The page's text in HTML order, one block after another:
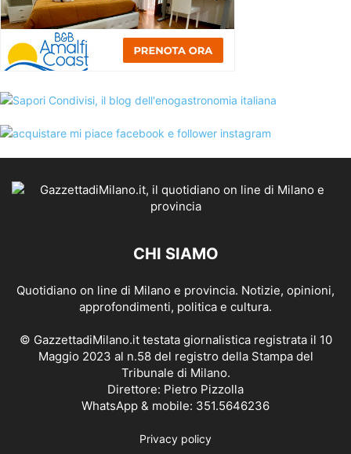
CHI SIAMO
Quotidiano on line di Milano e provincia. Notizie, opinioni,
approfondimenti, politica e cultura.
© GazzettadiMilano.it testata giornalistica registrata il 10
Maggio 2023 al n.58 del registro della Stampa del
Tribunale di Milano.
Direttore: Pietro Pizzolla
WhatsApp & mobile: 351.5646236
Privacy policy